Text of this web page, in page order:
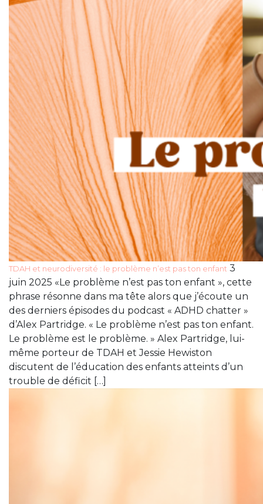
TDAH et neurodiversité : le problème n’est pas ton enfant 3
juin 2025 «Le problème n’est pas ton enfant », cette
phrase résonne dans ma tête alors que j’écoute un
des derniers épisodes du podcast « ADHD chatter »
d’Alex Partridge. « Le problème n’est pas ton enfant.
Le problème est le problème. » Alex Partridge, lui-
même porteur de TDAH et Jessie Hewiston
discutent de l’éducation des enfants atteints d’un
trouble de déficit […]